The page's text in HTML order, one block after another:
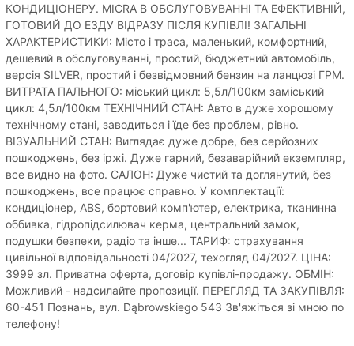
КОНДИЦІОНЕРУ. MICRA В ОБСЛУГОВУВАННІ ТА ЕФЕКТИВНІЙ,
ГОТОВИЙ ДО ЕЗДУ ВІДРАЗУ ПІСЛЯ КУПІВЛІ! ЗАГАЛЬНІ
ХАРАКТЕРИСТИКИ: Місто і траса, маленький, комфортний,
дешевий в обслуговуванні, простий, бюджетний автомобіль,
версія SILVER, простий і безвідмовний бензин на ланцюзі ГРМ.
ВИТРАТА ПАЛЬНОГО: міський цикл: 5,5л/100км заміський
цикл: 4,5л/100км ТЕХНІЧНИЙ СТАН: Авто в дуже хорошому
технічному стані, заводиться і їде без проблем, рівно.
ВІЗУАЛЬНИЙ СТАН: Виглядає дуже добре, без серйозних
пошкоджень, без іржі. Дуже гарний, безаварійний екземпляр,
все видно на фото. САЛОН: Дуже чистий та доглянутий, без
пошкоджень, все працює справно. У комплектації:
кондиціонер, ABS, бортовий комп'ютер, електрика, тканинна
оббивка, гідропідсилювач керма, центральний замок,
подушки безпеки, радіо та інше... ТАРИФ: страхування
цивільної відповідальності 04/2027, техогляд 04/2027. ЦІНА:
3999 зл. Приватна оферта, договір купівлі-продажу. ОБМІН:
Можливий - надсилайте пропозиції. ПЕРЕГЛЯД ТА ЗАКУПІВЛЯ:
60-451 Познань, вул. Dąbrowskiego 543 Зв'яжіться зі мною по
телефону!